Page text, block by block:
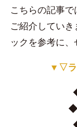
こちらの記事
ご紹介してい
ックを参考に、
▼▽ラ